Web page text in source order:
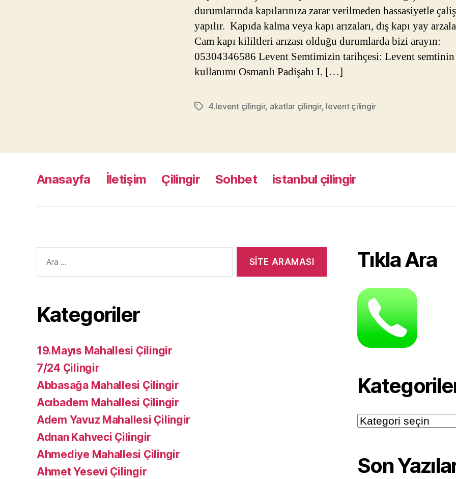
durumlarında kapılarınıza zarar verilmeden hassasiyetle
yapılır. Kapıda kalma veya kapı arızaları, dış kapı yay
Cam kapı kililtleri arızası olduğu durumlarda bizi arayın:
05304346586 Levent Semtimizin tarihçesi: Levent
kullanımı Osmanlı Padişahı I. […]
Etiketler
4.levent çilingir, akatlar çilingir, levent çilingir
Anasayfa İletişim Çilingir Sohbet istanbul çilingir
yap:
Kategoriler
19.Mayıs Mahallesi Çilingir
7/24 Çilingir
Abbasağa Mahallesi Çilingir
Acıbadem Mahallesi Çilingir
Adem Yavuz Mahallesi Çilingir
Adnan Kahveci Çilingir
Ahmediye Mahallesi Çilingir
Ahmet Yesevi Çilingir
Tıkla Ara
Kategoriler
Son